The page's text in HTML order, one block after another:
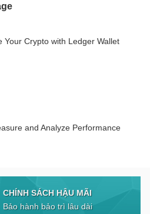
Your Crypto with Ledger Wallet
and Analyze Performance
CHÍNH SÁCH HẬU MÃI
Bảo hành bảo trì lâu dài